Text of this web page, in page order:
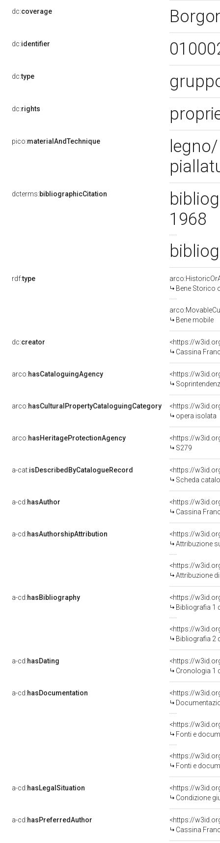
dc:coverage
dc:identifier
dc:type
dc:rights
pico:materialAndTechnique
dcterms:bibliographicCitation
1968
rdf:type
Bene Storico
Bene mobile
dc:creator
<https://
Cassina
arco:hasCataloguingAgency
<https://
arco:hasCulturalPropertyCataloguingCategory
<https://
opera isolata
arco:hasHeritageProtectionAgency
<https://
S279
a-cat:isDescribedByCatalogueRecord
<https://
Scheda
a-cd:hasAuthor
<https://
Cassina
a-cd:hasAuthorshipAttribution
<https://
Attribuzione
<https://
Attribuzione
a-cd:hasBibliography
<https://
Bibliografia 1
<https://
Bibliografia 2
a-cd:hasDating
<https://
Cronologia 1
a-cd:hasDocumentation
<https://
Fonti e
<https://
Fonti e
a-cd:hasLegalSituation
Condizione
a-cd:hasPreferredAuthor
<https://
Cassina